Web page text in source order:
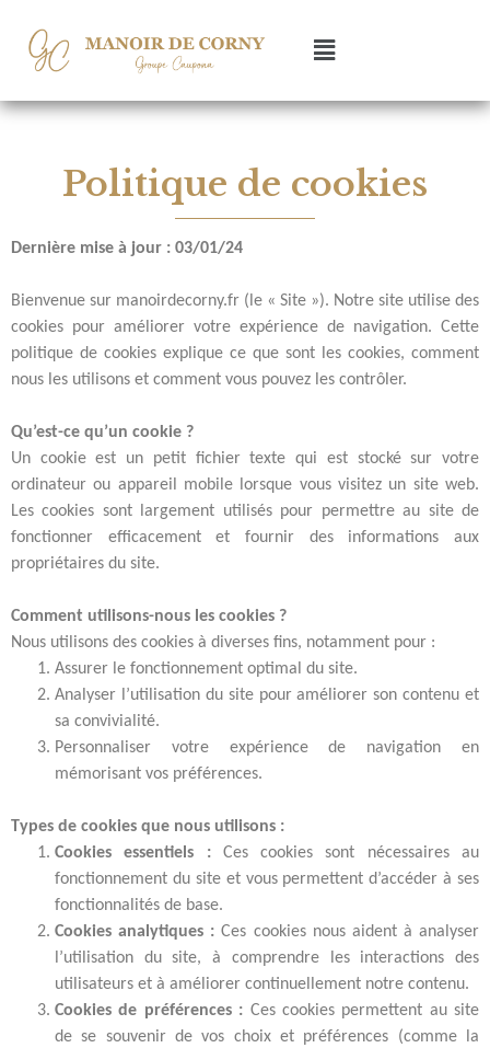
Politique de cookies
Dernière mise à jour : 03/01/24
Bienvenue sur manoirdecorny.fr (le « Site »). Notre site utilise des
cookies pour améliorer votre expérience de navigation. Cette
politique de cookies explique ce que sont les cookies, comment
nous les utilisons et comment vous pouvez les contrôler.
Qu’est-ce qu’un cookie ?
Un cookie est un petit fichier texte qui est stocké sur votre
ordinateur ou appareil mobile lorsque vous visitez un site web.
Les cookies sont largement utilisés pour permettre au site de
fonctionner efficacement et fournir des informations aux
propriétaires du site.
Comment utilisons-nous les cookies ?
Nous utilisons des cookies à diverses fins, notamment pour :
Assurer le fonctionnement optimal du site.
Analyser l’utilisation du site pour améliorer son contenu et
sa convivialité.
Personnaliser votre expérience de navigation en
mémorisant vos préférences.
Types de cookies que nous utilisons :
Cookies essentiels :Ces cookies sont nécessaires au
fonctionnement du site et vous permettent d’accéder à ses
fonctionnalités de base.
Cookies analytiques : Ces cookies nous aident à analyser
l’utilisation du site, à comprendre les interactions des
utilisateurs et à améliorer continuellement notre contenu.
Cookies de préférences : Ces cookies permettent au site
de se souvenir de vos choix et préférences (comme la